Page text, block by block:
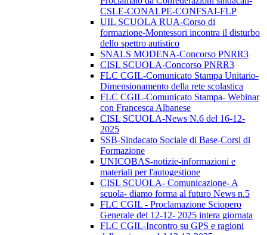
CSLE-CONALPE-CONFSAI-FLP
UIL SCUOLA RUA-Corso di
formazione-Montessori incontra il disturbo
dello spettro autistico
SNALS MODENA-Concorso PNRR3
CISL SCUOLA-Concorso PNRR3
FLC CGIL-Comunicato Stampa Unitario-
Dimensionamento della rete scolastica
FLC CGIL-Comunicato Stampa- Webinar
con Francesca Albanese
CISL SCUOLA-News N.6 del 16-12-
2025
SSB-Sindacato Sociale di Base-Corsi di
Formazione
UNICOBAS-notizie-informazioni e
materiali per l'autogestione
CISL SCUOLA- Comunicazione- A
scuola- diamo forma al futuro News n.5
FLC CGIL - Proclamazione Sciopero
Generale del 12-12- 2025 intera giornata
FLC CGIL-Incontro su GPS e ragioni